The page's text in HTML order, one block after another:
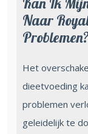
Naar
Het
dieetvoeding
problemen
geleidelijk te